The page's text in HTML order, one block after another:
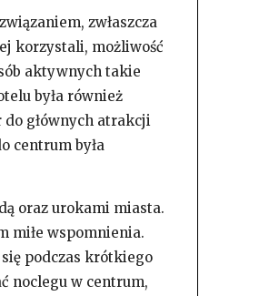
zwłaszcza
korzystali, możliwość
aktywnych takie
była również
do głównych atrakcji
centrum była
oraz urokami miasta.
miłe wspomnienia.
podczas krótkiego
noclegu w centrum,